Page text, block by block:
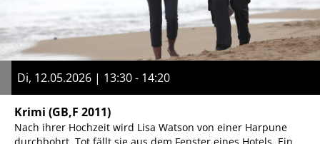
Di, 12.05.2026 | 13:30 - 14:20
Krimi (GB,F 2011)
Nach ihrer Hochzeit wird Lisa Watson von einer Harpune